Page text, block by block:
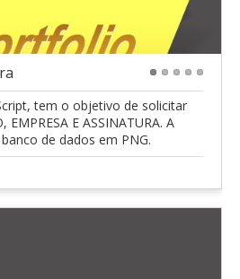
tem o objetivo de solicitar
EMPRESA E ASSINATURA. A
de dados em PNG.